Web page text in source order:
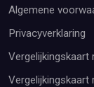
Algemene
Privacyverklaring
Vergelijkingskaart
Vergelijkingskaart